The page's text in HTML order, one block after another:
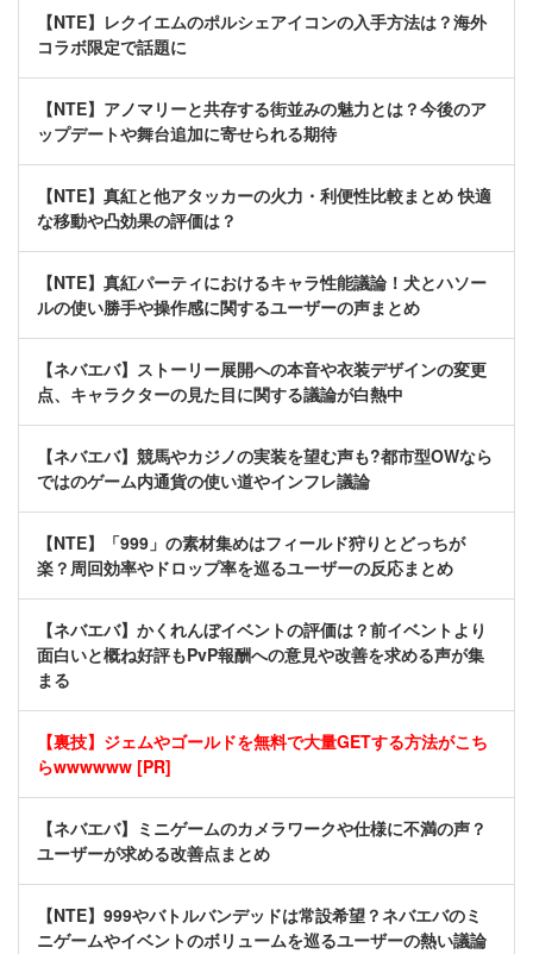
【NTE】レクイエムのポルシェアイコンの入手方法は？海外
コラボ限定で話題に
【NTE】アノマリーと共存する街並みの魅力とは？今後のア
ップデートや舞台追加に寄せられる期待
【NTE】真紅と他アタッカーの火力・利便性比較まとめ 快適
な移動や凸効果の評価は？
【NTE】真紅パーティにおけるキャラ性能議論！犬とハソー
ルの使い勝手や操作感に関するユーザーの声まとめ
【ネバエバ】ストーリー展開への本音や衣装デザインの変更
点、キャラクターの見た目に関する議論が白熱中
【ネバエバ】競馬やカジノの実装を望む声も?都市型OWなら
ではのゲーム内通貨の使い道やインフレ議論
【NTE】「999」の素材集めはフィールド狩りとどっちが
楽？周回効率やドロップ率を巡るユーザーの反応まとめ
【ネバエバ】かくれんぼイベントの評価は？前イベントより
面白いと概ね好評もPvP報酬への意見や改善を求める声が集
まる
【裏技】ジェムやゴールドを無料で大量GETする方法がこち
らwwwwww [PR]
【ネバエバ】ミニゲームのカメラワークや仕様に不満の声？
ユーザーが求める改善点まとめ
【NTE】999やバトルバンデッドは常設希望？ネバエバのミ
ニゲームやイベントのボリュームを巡るユーザーの熱い議論